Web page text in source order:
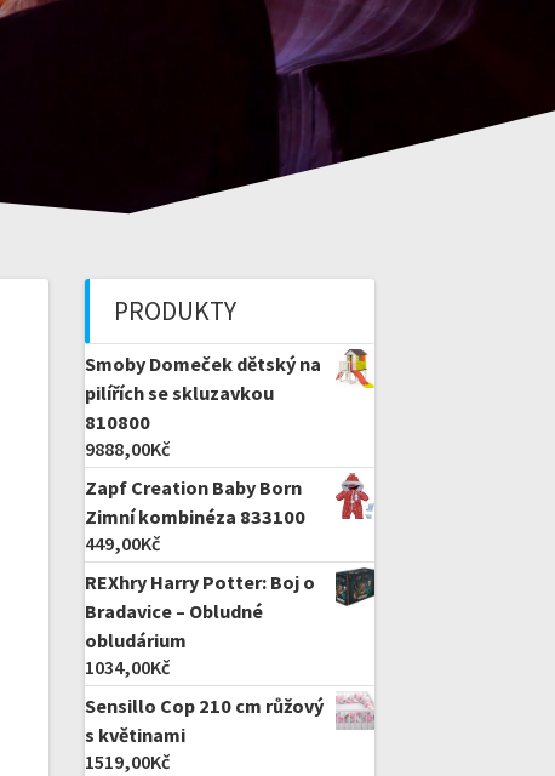
PRODUKTY
Smoby Domeček dětský na
pilířích se skluzavkou
810800
9888,00Kč
Zapf Creation Baby Born
Zimní kombinéza 833100
449,00Kč
REXhry Harry Potter: Boj o
Bradavice – Obludné
obludárium
1034,00Kč
Sensillo Cop 210 cm růžový
s květinami
1519,00Kč